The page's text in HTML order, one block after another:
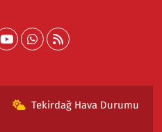
Tekirdağ Hava Durumu